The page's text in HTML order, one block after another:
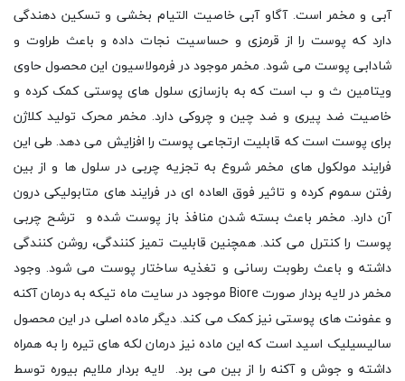
آبی و مخمر است. آگاو آبی خاصیت التیام بخشی و تسکین دهندگی
دارد که پوست را از قرمزی و حساسیت نجات داده و باعث طراوت و
شادابی پوست می شود. مخمر موجود در فرمولاسیون این محصول حاوی
ویتامین ث و ب است که به بازسازی سلول های پوستی کمک کرده و
خاصیت ضد پیری و ضد چین و چروکی دارد. مخمر محرک تولید کلاژن
برای پوست است که قابلیت ارتجاعی پوست را افزایش می دهد. طی این
فرایند مولکول های مخمر شروع به تجزیه چربی در سلول ها و از بین
رفتن سموم کرده و تاثیر فوق العاده ای در فرایند های متابولیکی درون
آن دارد. مخمر باعث بسته شدن منافذ باز پوست شده و ترشح چربی
پوست را کنترل می کند. همچنین قابلیت تمیز کنندگی، روشن کنندگی
داشته و باعث رطوبت رسانی و تغذیه ساختار پوست می شود. وجود
مخمر در لایه بردار صورت Biore موجود در سایت ماه تیکه به درمان آکنه
و عفونت های پوستی نیز کمک می کند. دیگر ماده اصلی در این محصول
سالیسیلیک اسید است که این ماده نیز درمان لکه های تیره را به همراه
داشته و جوش و آکنه را از بین می برد. لایه بردار ملایم بیوره توسط